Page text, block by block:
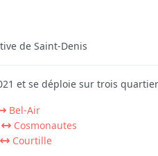
de Saint‑Denis
et se déploie sur trois
Bel-Air
Cosmonautes
Courtille